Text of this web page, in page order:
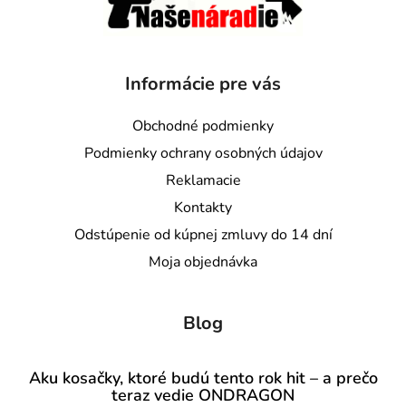
Informácie pre vás
Obchodné podmienky
Podmienky ochrany osobných údajov
Reklamacie
Kontakty
Odstúpenie od kúpnej zmluvy do 14 dní
Moja objednávka
Blog
Aku kosačky, ktoré budú tento rok hit – a prečo
teraz vedie ONDRAGON